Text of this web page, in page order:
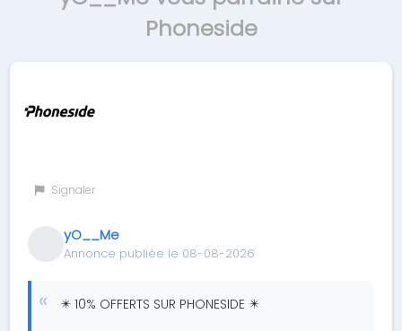
Phoneside
Signaler
yO__Me
Annonce publiée le 08-08-2026
✴️ 10% OFFERTS SUR PHONESIDE ✴️